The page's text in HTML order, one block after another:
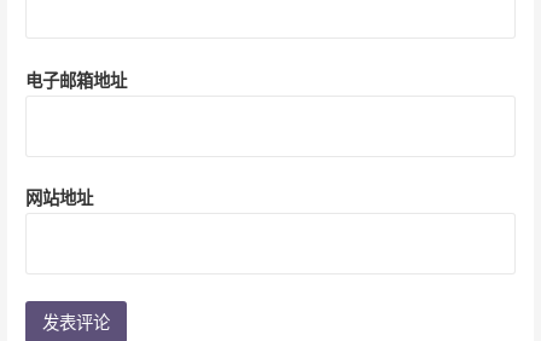
电子邮箱地址
网站地址